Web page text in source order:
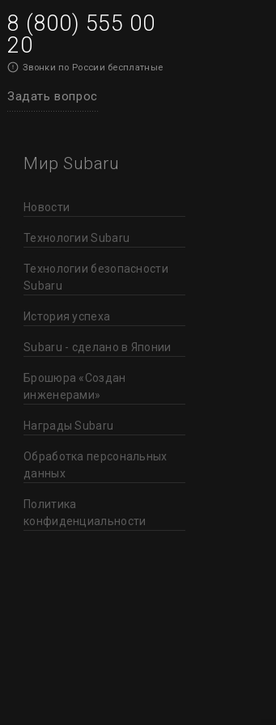
8 (800) 555 00
20
Звонки по России бесплатные
Задать вопрос
Мир Subaru
Новости
Технологии Subaru
Технологии безопасности
Subaru
История успеха
Subaru - сделано в Японии
Брошюра «Создан
инженерами»
Награды Subaru
Обработка персональных
данных
Политика
конфиденциальности